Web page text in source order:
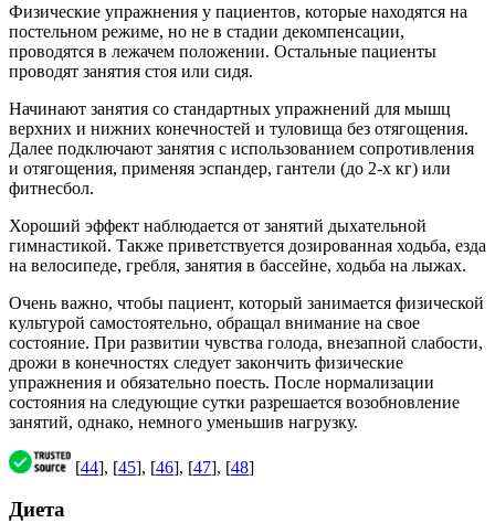
Физические упражнения у пациентов, которые находятся на
постельном режиме, но не в стадии декомпенсации,
проводятся в лежачем положении. Остальные пациенты
проводят занятия стоя или сидя.
Начинают занятия со стандартных упражнений для мышц
верхних и нижних конечностей и туловища без отягощения.
Далее подключают занятия с использованием сопротивления
и отягощения, применяя эспандер, гантели (до 2-х кг) или
фитнесбол.
Хороший эффект наблюдается от занятий дыхательной
гимнастикой. Также приветствуется дозированная ходьба, езда
на велосипеде, гребля, занятия в бассейне, ходьба на лыжах.
Очень важно, чтобы пациент, который занимается физической
культурой самостоятельно, обращал внимание на свое
состояние. При развитии чувства голода, внезапной слабости,
дрожи в конечностях следует закончить физические
упражнения и обязательно поесть. После нормализации
состояния на следующие сутки разрешается возобновление
занятий, однако, немного уменьшив нагрузку.
[44], [45], [46], [47], [48]
Диета